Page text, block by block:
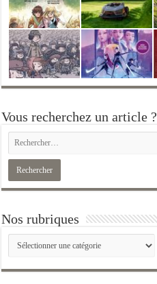
Vous recherchez un article ?
Nos rubriques
Nos
rubriques